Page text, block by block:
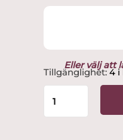
Eller välj att
Tillgänglighet: 4 i
Kosta
-
Örngott